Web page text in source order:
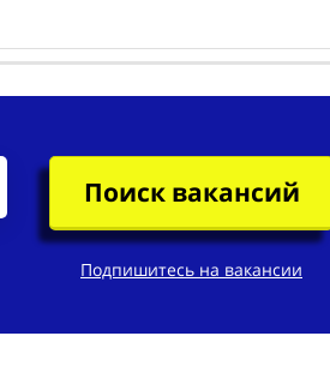
Поиск вакансий
Подпишитесь на вакансии